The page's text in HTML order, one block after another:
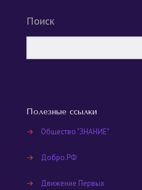
Поиск
Полезные ссылки
→ Общество "ЗНАНИЕ"
→ Добро.РФ
→ Движение Первых